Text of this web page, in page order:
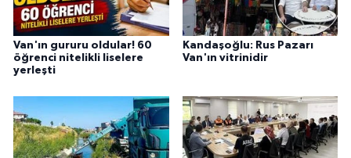
Van'ın gururu oldular! 60
öğrenci nitelikli liselere
yerleşti
Kandaşoğlu: Rus Pazarı
Van'ın vitrinidir